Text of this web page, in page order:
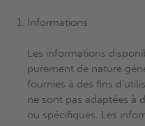
Informations
Les informations
purement de nature
fournies à des fins
ne sont pas adaptées à
ou spécifiques. Les